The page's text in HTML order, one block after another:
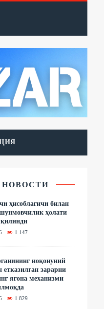
ҳисоблагичи билан
ҳолати
1 147
ноқонуний
етказилган зарарни
ягона механизми
1 829